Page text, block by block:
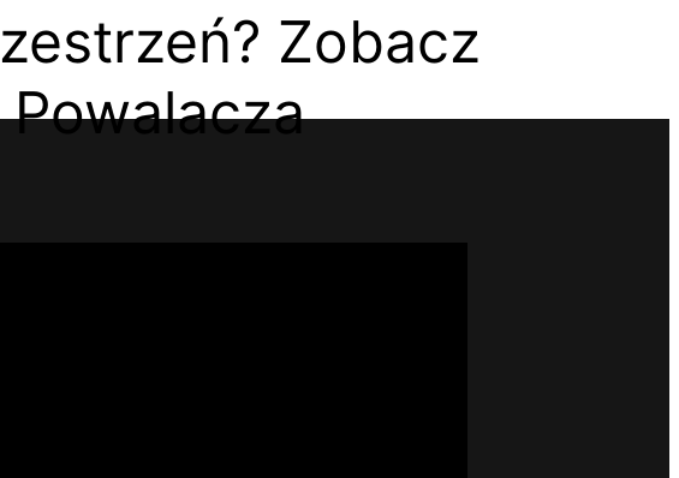
Zobacz
Powalacza